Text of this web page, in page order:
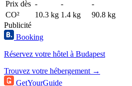
Prix dès - -
-
CO²
10.3 kg 1.4 kg
90.8 kg
Publicité
Booking
Réservez votre hôtel à Budapest
Trouvez votre hébergement →
GetYourGuide